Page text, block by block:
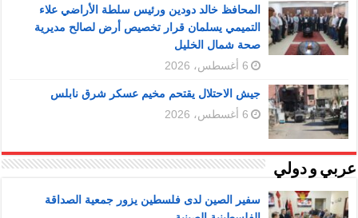
المحافظ خالد دودين ورئيس سلطة الأراضي علاء
التميمي يسلمان قرار تخصيص أرض لصالح مديرية
صحة شمال الخليل
6 أغسطس، 2026
جيش الاحتلال يقتحم مخيم عسكر شرق نابلس
6 أغسطس، 2026
عربي و دولي
سفير الصين لدى فلسطين يزور جمعية الصداقة